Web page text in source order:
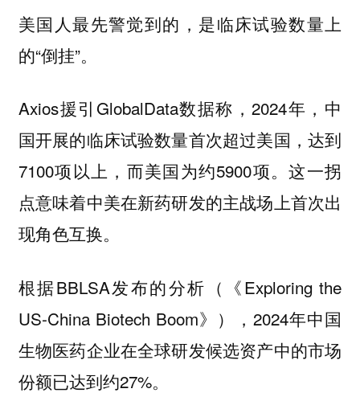
美国人最先警觉到的，是临床试验数量上
的“倒挂”。
Axios援引GlobalData数据称，2024年，中
国开展的临床试验数量首次超过美国，达到
7100项以上，而美国为约5900项。这一拐
点意味着中美在新药研发的主战场上首次出
现角色互换。
根据BBLSA发布的分析（《Exploring the
US-China Biotech Boom》），2024年中国
生物医药企业在全球研发候选资产中的市场
份额已达到约27%。